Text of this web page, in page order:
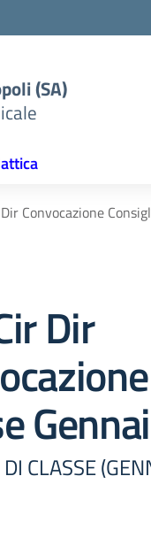
(SA)
Convocazione
Dir
CLASSE